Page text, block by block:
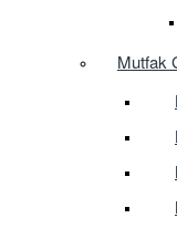
Mutfak